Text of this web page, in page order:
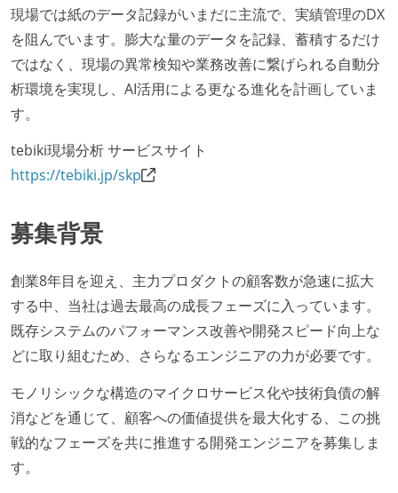
現場では紙のデータ記録がいまだに主流で、実績管理のDX
を阻んでいます。膨大な量のデータを記録、蓄積するだけ
ではなく、現場の異常検知や業務改善に繋げられる自動分
析環境を実現し、AI活用による更なる進化を計画していま
す。
tebiki現場分析 サービスサイト
https://tebiki.jp/skp
募集背景
創業8年目を迎え、主力プロダクトの顧客数が急速に拡大
する中、当社は過去最高の成長フェーズに入っています。
既存システムのパフォーマンス改善や開発スピード向上な
どに取り組むため、さらなるエンジニアの力が必要です。
モノリシックな構造のマイクロサービス化や技術負債の解
消などを通じて、顧客への価値提供を最大化する、この挑
戦的なフェーズを共に推進する開発エンジニアを募集しま
す。